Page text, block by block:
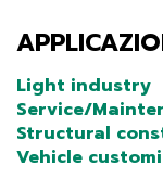
Light industry
Service/
Structural
Vehicle